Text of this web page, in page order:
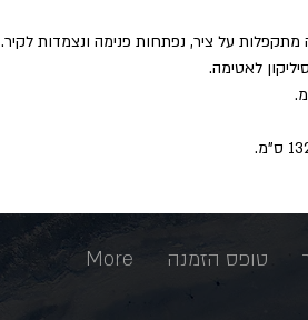
מתקפלות על ציר, נפתחות פנימה ונצמדות לקיר.
לאטימה.
טופס הזמנה More